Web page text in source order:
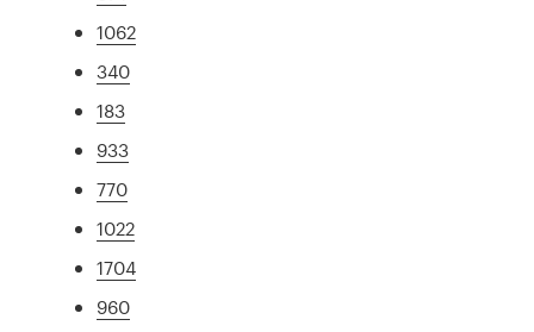
1062
340
183
933
770
1022
1704
960